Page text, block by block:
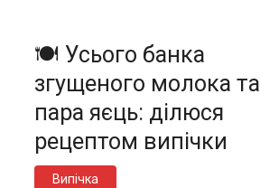
🍽️ Усього банка
згущеного молока та
пара яєць: ділюся
рецептом випічки
Випічка